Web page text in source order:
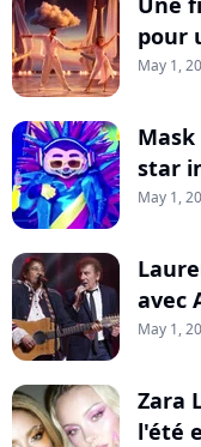
pour
May 1,
star
May 1,
avec
May 1,
Zara
l'été